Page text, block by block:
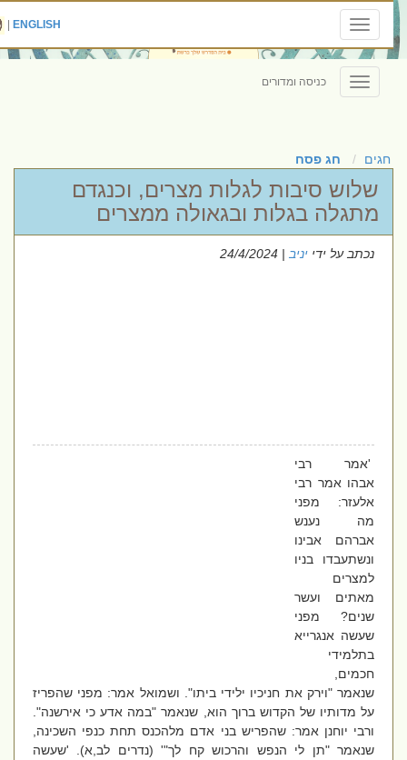
Toggle
navigation
ENGLISH
|
Toggle
navigation
כניסה ומדורים
חגים חג פסח
שלוש סיבות לגלות מצרים, וכנגדם
מתגלה בגלות ובגאולה ממצרים
נכתב על ידייניב| 24/4/2024
'אמר רבי
אבהו אמר רבי
אלעזר: מפני
מה נענש
אברהם אבינו
ונשתעבדו בניו
למצרים
מאתים ועשר
שנים? מפני
שעשה אנגרייא
בתלמידי
חכמים,
שנאמר "וירק את חניכיו ילידי ביתו". ושמואל אמר: מפני שהפריז
על מדותיו של הקדוש ברוך הוא, שנאמר "במה אדע כי אירשנה".
ורבי יוחנן אמר: שהפריש בני אדם מלהכנס תחת כנפי השכינה,
שנאמר "תן לי הנפש והרכוש קח לך"' (נדרים לב,א). 'שעשה